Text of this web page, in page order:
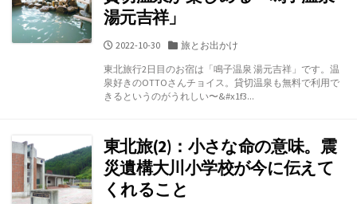
湯元吉祥」
公
日
2022-10-30
カ
ゴ
リ
ー
旅とお出かけ
東北旅行2日目のお宿は「鳴子温泉 湯元吉祥」です。温
泉好きのOTTOさんチョイス。貸切温泉も無料で利用で
きるというのがうれしい〜&#x1f3...
東北旅(2)：小さな命の意味。震
災遺構大川小学校が今に伝えて
くれること